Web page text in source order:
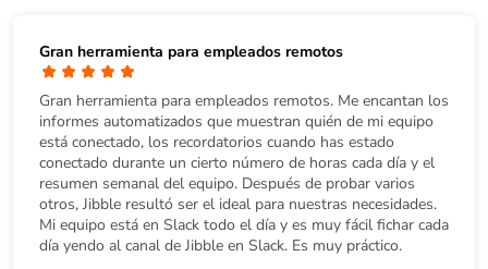
Gran herramienta para empleados remotos
Gran herramienta para empleados remotos. Me encantan los
informes automatizados que muestran quién de mi equipo
está conectado, los recordatorios cuando has estado
conectado durante un cierto número de horas cada día y el
resumen semanal del equipo. Después de probar varios
otros, Jibble resultó ser el ideal para nuestras necesidades.
Mi equipo está en Slack todo el día y es muy fácil fichar cada
día yendo al canal de Jibble en Slack. Es muy práctico.